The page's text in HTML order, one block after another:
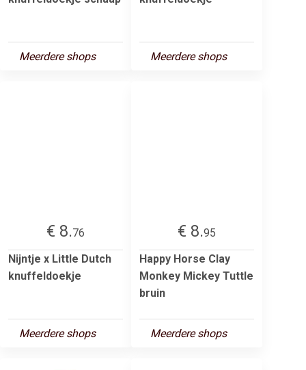
Meerdere shops Meerdere shops
€ 8.76
Nijntje x Little Dutch
knuffeldoekje
Meerdere shops
€ 8.95
Happy Horse Clay
Monkey Mickey Tuttle
bruin
Meerdere shops